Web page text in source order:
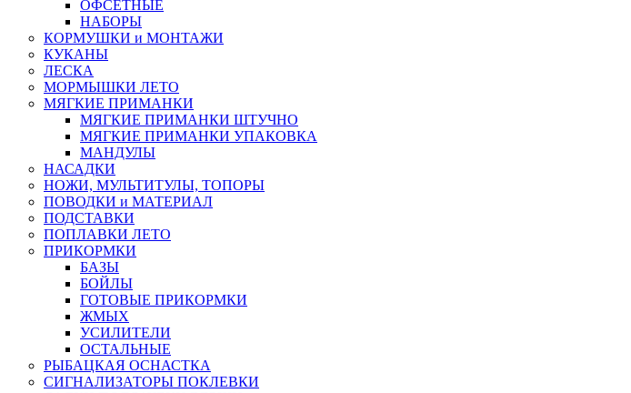
ОФСЕТНЫЕ
НАБОРЫ
КОРМУШКИ и МОНТАЖИ
КУКАНЫ
ЛЕСКА
МОРМЫШКИ ЛЕТО
МЯГКИЕ ПРИМАНКИ
МЯГКИЕ ПРИМАНКИ ШТУЧНО
МЯГКИЕ ПРИМАНКИ УПАКОВКА
МАНДУЛЫ
НАСАДКИ
НОЖИ, МУЛЬТИТУЛЫ, ТОПОРЫ
ПОВОДКИ и МАТЕРИАЛ
ПОДСТАВКИ
ПОПЛАВКИ ЛЕТО
ПРИКОРМКИ
БАЗЫ
БОЙЛЫ
ГОТОВЫЕ ПРИКОРМКИ
ЖМЫХ
УСИЛИТЕЛИ
ОСТАЛЬНЫЕ
РЫБАЦКАЯ ОСНАСТКА
СИГНАЛИЗАТОРЫ ПОКЛЕВКИ